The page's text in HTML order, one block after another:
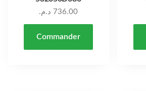
736.00 د.م.
Commander